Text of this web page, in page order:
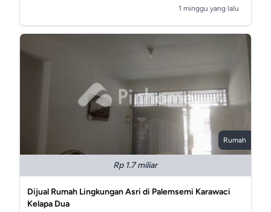
1 minggu yang lalu
Rumah
Rp 1.7 miliar
Dijual Rumah Lingkungan Asri di Palemsemi Karawaci
Kelapa Dua